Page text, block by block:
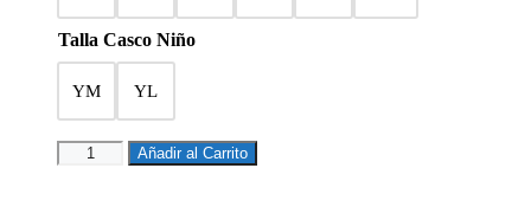
Talla Casco Niño
YM YL
CASCO
JET
Añadir al Carrito